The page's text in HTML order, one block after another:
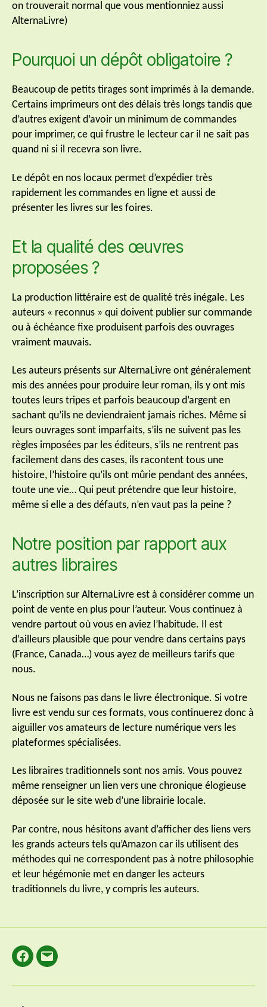
on trouverait normal que vous mentionniez aussi
AlternaLivre)
Pourquoi un dépôt obligatoire ?
Beaucoup de petits tirages sont imprimés à la demande.
Certains imprimeurs ont des délais très longs tandis que
d’autres exigent d’avoir un minimum de commandes
pour imprimer, ce qui frustre le lecteur car il ne sait pas
quand ni si il recevra son livre.
Le dépôt en nos locaux permet d’expédier très
rapidement les commandes en ligne et aussi de
présenter les livres sur les foires.
Et la qualité des œuvres
proposées ?
La production littéraire est de qualité très inégale. Les
auteurs « reconnus » qui doivent publier sur commande
ou à échéance fixe produisent parfois des ouvrages
vraiment mauvais.
Les auteurs présents sur AlternaLivre ont généralement
mis des années pour produire leur roman, ils y ont mis
toutes leurs tripes et parfois beaucoup d’argent en
sachant qu’ils ne deviendraient jamais riches. Même si
leurs ouvrages sont imparfaits, s’ils ne suivent pas les
règles imposées par les éditeurs, s’ils ne rentrent pas
facilement dans des cases, ils racontent tous une
histoire, l’histoire qu’ils ont mûrie pendant des années,
toute une vie… Qui peut prétendre que leur histoire,
même si elle a des défauts, n’en vaut pas la peine ?
Notre position par rapport aux
autres libraires
L’inscription sur AlternaLivre est à considérer comme un
point de vente en plus pour l’auteur. Vous continuez à
vendre partout où vous en aviez l’habitude. Il est
d’ailleurs plausible que pour vendre dans certains pays
(France, Canada…) vous ayez de meilleurs tarifs que
nous.
Nous ne faisons pas dans le livre électronique. Si votre
livre est vendu sur ces formats, vous continuerez donc à
aiguiller vos amateurs de lecture numérique vers les
plateformes spécialisées.
Les libraires traditionnels sont nos amis. Vous pouvez
même renseigner un lien vers une chronique élogieuse
déposée sur le site web d’une librairie locale.
Par contre, nous hésitons avant d’afficher des liens vers
les grands acteurs tels qu’Amazon car ils utilisent des
méthodes qui ne correspondent pas à notre philosophie
et leur hégémonie met en danger les acteurs
traditionnels du livre, y compris les auteurs.
Facebook
E-